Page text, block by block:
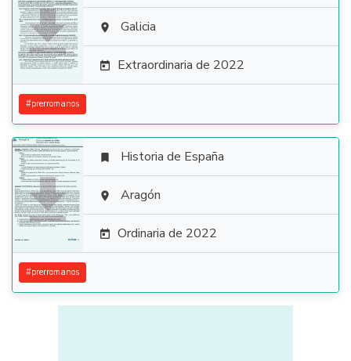
  Galicia
 Extraordinaria de 2022
#prerromanos

 Historia de España
 Aragón
 Ordinaria de 2022
#prerromanos